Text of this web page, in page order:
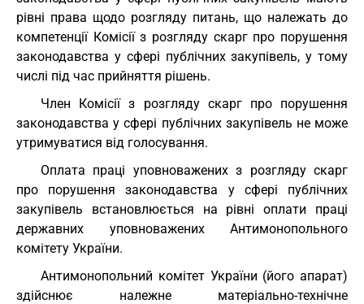
рівні права щодо розгляду питань, що належать до
компетенції Комісії з розгляду скарг про порушення
законодавства у сфері публічних закупівель, у тому
числі під час прийняття рішень.
Член Комісії з розгляду скарг про порушення
законодавства у сфері публічних закупівель не може
утримуватися від голосування.
Оплата праці уповноважених з розгляду скарг
про порушення законодавства у сфері публічних
закупівель встановлюється на рівні оплати праці
державних уповноважених Антимонопольного
комітету України.
Антимонопольний комітет України (його апарат)
здійснює належне матеріально-технічне